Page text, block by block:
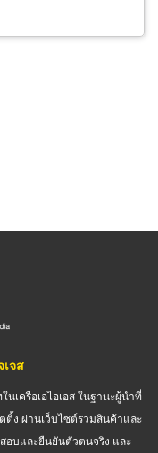
จส
เครือเอไอเอส ในฐานะผู้นำที่
ง ผ่านเว็บไซต์รวมสินค้าและ
อบและยืนยันตัวตนจริง และ